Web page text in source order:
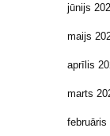
jūnijs
maijs
aprīlis
marts
februāris